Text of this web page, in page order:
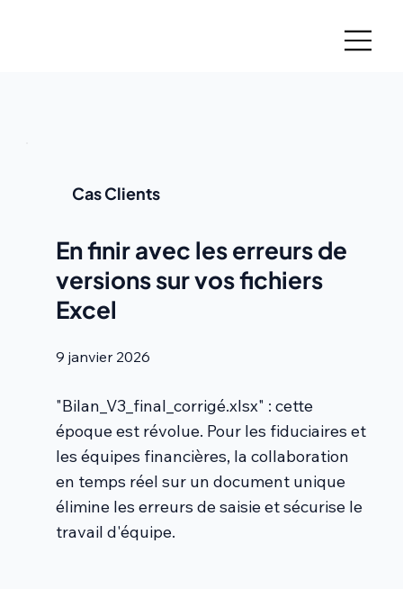
Cas Clients
En finir avec les erreurs de
versions sur vos fichiers
Excel
9 janvier 2026
"Bilan_V3_final_corrigé.xlsx" : cette
époque est révolue. Pour les fiduciaires et
les équipes financières, la collaboration
en temps réel sur un document unique
élimine les erreurs de saisie et sécurise le
travail d'équipe.